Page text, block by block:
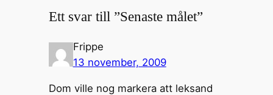
Ett svar till ”Senaste målet”
Frippe
13 november, 2009
Dom ville nog markera att leksand